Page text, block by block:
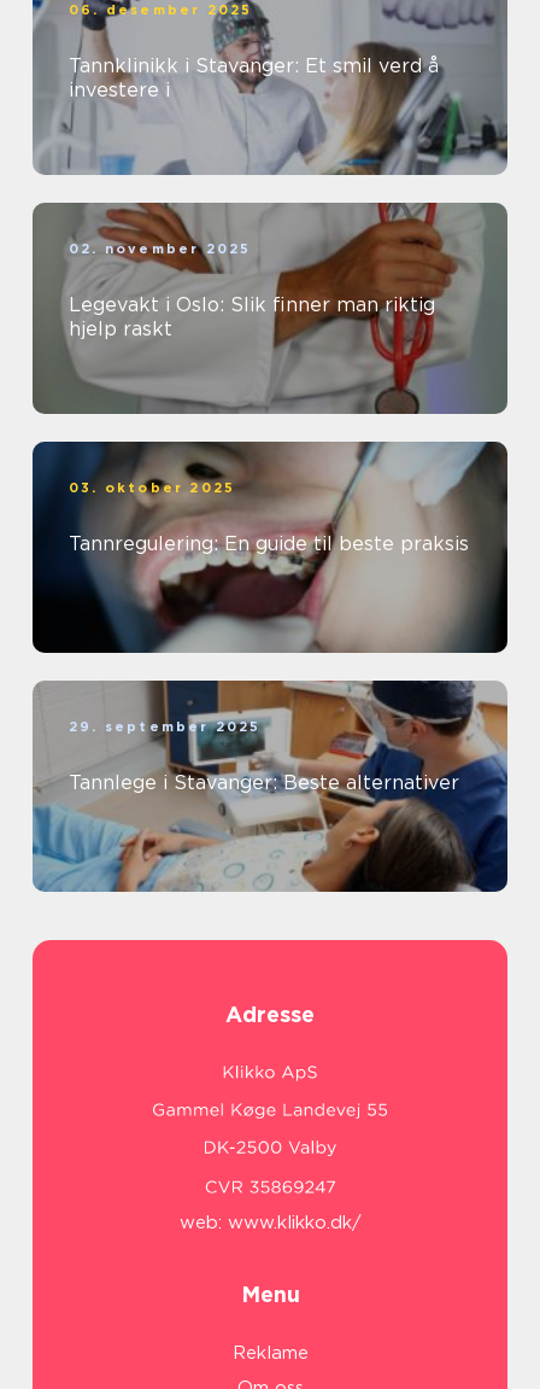
06. desember 2025
Tannklinikk i Stavanger: Et smil verd å
investere i
02. november 2025
Legevakt i Oslo: Slik finner man riktig
hjelp raskt
03. oktober 2025
Tannregulering: En guide til beste praksis
29. september 2025
Tannlege i Stavanger: Beste alternativer
Adresse
web: www.klikko.dk/
Menu
Reklame